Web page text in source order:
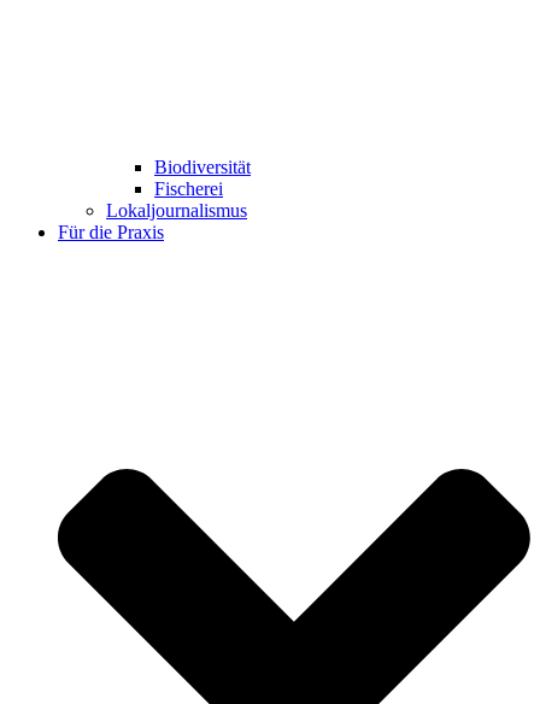
Biodiversität
Fischerei
Lokaljournalismus
Für die Praxis